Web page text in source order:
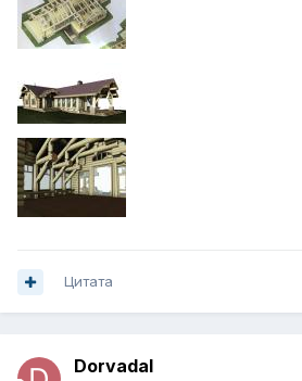
Цитата
Dorvadal